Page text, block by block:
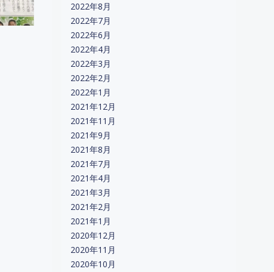
2022年8月
2022年7月
2022年6月
2022年4月
2022年3月
2022年2月
2022年1月
2021年12月
2021年11月
2021年9月
2021年8月
2021年7月
2021年4月
2021年3月
2021年2月
2021年1月
2020年12月
2020年11月
2020年10月